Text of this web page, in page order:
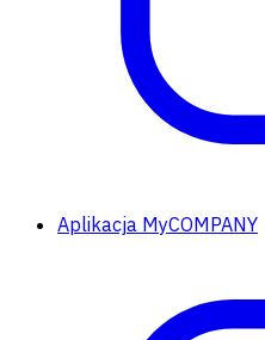
Aplikacja MyCOMPANY